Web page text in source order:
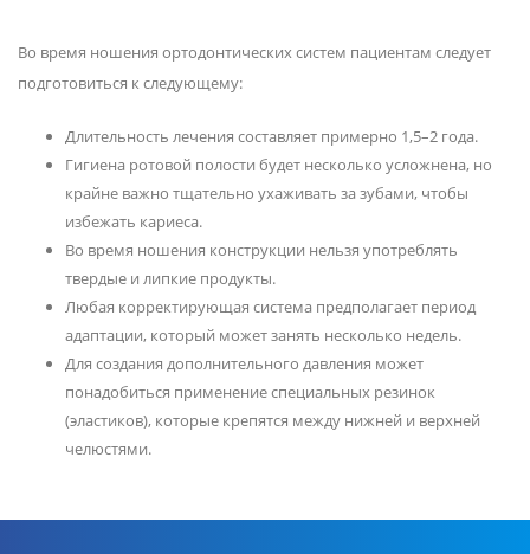
Во время ношения ортодонтических систем пациентам следует
подготовиться к следующему:
Длительность лечения составляет примерно 1,5–2 года.
Гигиена ротовой полости будет несколько усложнена, но
крайне важно тщательно ухаживать за зубами, чтобы
избежать кариеса.
Во время ношения конструкции нельзя употреблять
твердые и липкие продукты.
Любая корректирующая система предполагает период
адаптации, который может занять несколько недель.
Для создания дополнительного давления может
понадобиться применение специальных резинок
(эластиков), которые крепятся между нижней и верхней
челюстями.